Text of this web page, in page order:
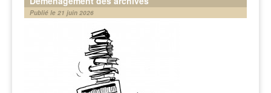
Publié le 21 juin 2026